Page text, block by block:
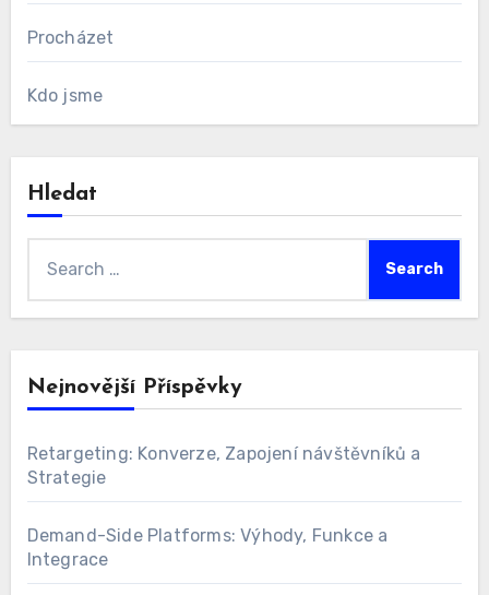
Procházet
Kdo jsme
Hledat
for:
Nejnovější Příspěvky
Retargeting: Konverze, Zapojení návštěvníků a
Strategie
Demand-Side Platforms: Výhody, Funkce a
Integrace